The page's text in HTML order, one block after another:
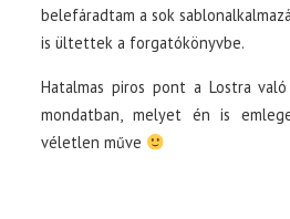
belefáradtam a sok
is ültettek a forgatókönyvbe.
Hatalmas piros pont a Lostra
mondatban, melyet én is
véletlen műve